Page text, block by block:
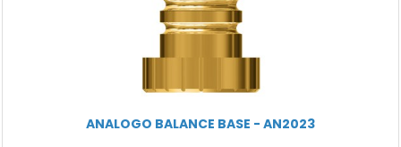
ANALOGO BALANCE BASE - AN2023